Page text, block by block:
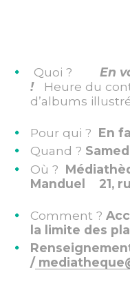
Quoi ?
En
!
Heure du
d’albums
Pour qui ? En
Quand ?
Où ?
Manduel
Comment ?
la limite des
/